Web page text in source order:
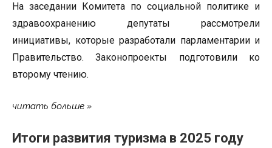
На заседании Комитета по социальной политике и
здравоохранению депутаты рассмотрели
инициативы, которые разработали парламентарии и
Правительство. Законопроекты подготовили ко
второму чтению.
читать больше
Итоги развития туризма в 2025 году